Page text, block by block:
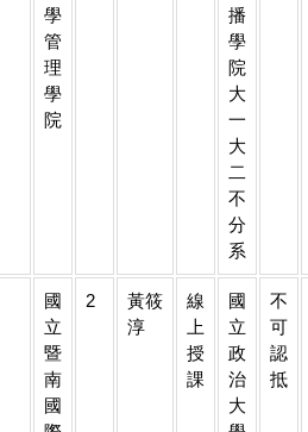
學
管
理
學
院
播
學
院
大
一
大
二
不
分
系
國
立
暨
南
國
2
黃筱
淳
線
上
授
課
國
立
政
治
大
不
可
認
抵